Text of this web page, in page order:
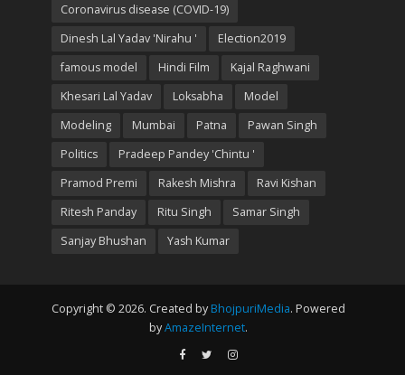
Coronavirus disease (COVID-19)
Dinesh Lal Yadav 'Nirahu '
Election2019
famous model
Hindi Film
Kajal Raghwani
Khesari Lal Yadav
Loksabha
Model
Modeling
Mumbai Patna
Pawan Singh
Politics
Pradeep Pandey 'Chintu '
Pramod Premi
Rakesh Mishra
Ravi Kishan
Ritesh Panday
Ritu Singh
Samar Singh
Sanjay Bhushan
Yash Kumar
Copyright © 2026. Created by BhojpuriMedia. Powered
byAmazeInternet.